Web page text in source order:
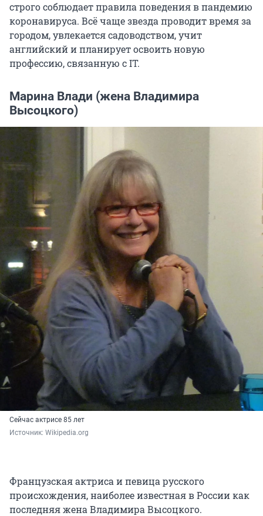
строго соблюдает правила поведения в пандемию
коронавируса. Всё чаще звезда проводит время за
городом, увлекается садоводством, учит
английский и планирует освоить новую
профессию, связанную с IT.
Марина Влади (жена Владимира
Высоцкого)
Сейчас актрисе 85 лет
Источник: Wikipedia.org
Французская актриса и певица русского
происхождения, наиболее известная в России как
последняя жена Владимира Высоцкого.